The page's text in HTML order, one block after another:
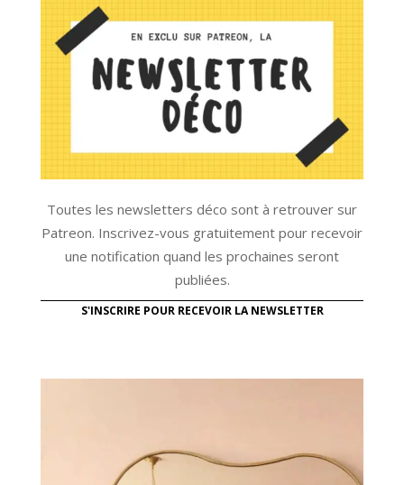
Toutes les newsletters déco sont à retrouver sur
Patreon. Inscrivez-vous gratuitement pour recevoir
une notification quand les prochaines seront
publiées.
S'INSCRIRE POUR RECEVOIR LA NEWSLETTER